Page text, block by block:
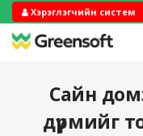
Хэрэглэгчийн систем
Сайн
дүрмийг